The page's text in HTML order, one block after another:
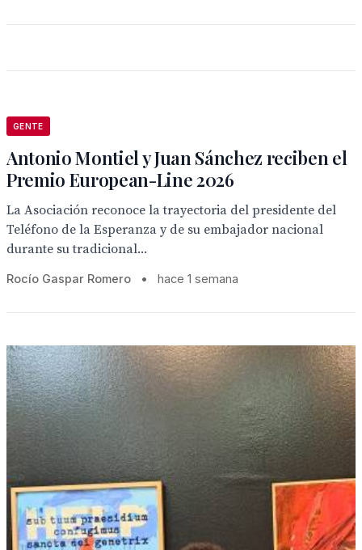
GENTE
Antonio Montiel y Juan Sánchez reciben el
Premio European-Line 2026
La Asociación reconoce la trayectoria del presidente del
Teléfono de la Esperanza y de su embajador nacional
durante su tradicional...
Rocío Gaspar Romero • hace 1 semana